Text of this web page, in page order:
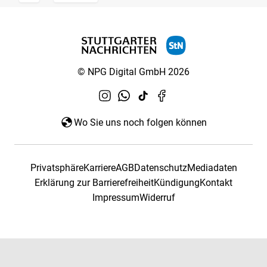
© NPG Digital GmbH 2026
Wo Sie uns noch folgen können
PrivatsphäreKarriereAGBDatenschutzMediadaten
Erklärung zur BarrierefreiheitKündigungKontakt
ImpressumWiderruf